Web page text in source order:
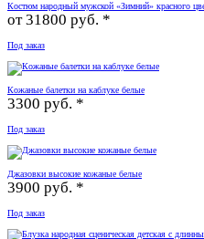
Костюм народный мужской «Зимний» красного
от31800 руб. *
Под заказ
Кожаные балетки на каблуке белые
3300 руб. *
Под заказ
Джазовки высокие кожаные белые
3900 руб. *
Под заказ